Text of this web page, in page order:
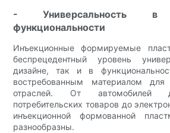
- Универсальность
функциональности
Инъекционные формируемые
беспрецедентный уровень
дизайне, так и в
востребованным материалом для
отраслей. От автомобилей
потребительских товаров до
инъекционной формованной
разнообразны.